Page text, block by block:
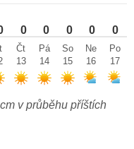
0 0 0 0 0
Čt
13
Pá
14
So
15
Ne
16
Po
17
v průběhu příštích